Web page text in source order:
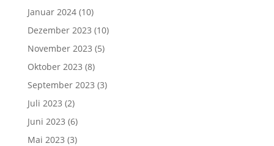
Januar 2024(10)
Dezember 2023 (10)
November 2023 (5)
Oktober 2023 (8)
September 2023 (3)
Juli 2023 (2)
Juni 2023 (6)
Mai 2023 (3)